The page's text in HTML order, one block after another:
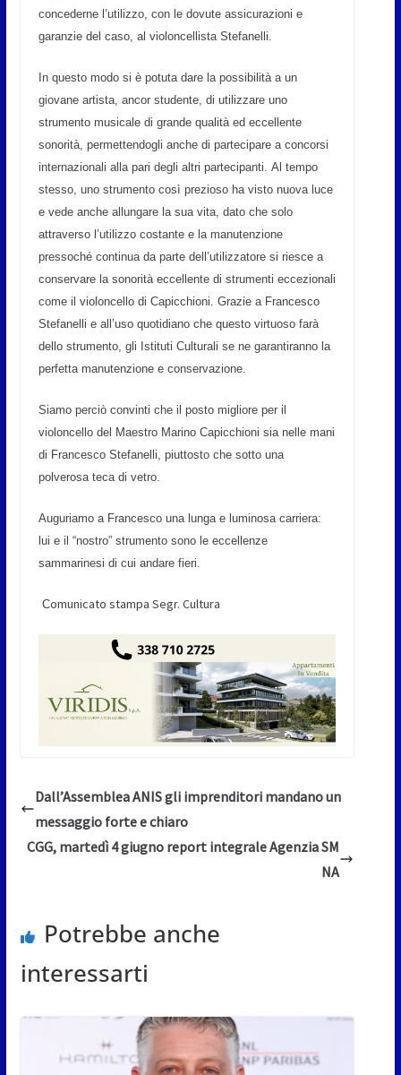
concederne l’utilizzo, con le dovute assicurazioni e
garanzie del caso, al violoncellista Stefanelli.
In questo modo si è potuta dare la possibilità a un
giovane artista, ancor studente, di utilizzare uno
strumento musicale di grande qualità ed eccellente
sonorità, permettendogli anche di partecipare a concorsi
internazionali alla pari degli altri partecipanti. Al tempo
stesso, uno strumento così prezioso ha visto nuova luce
e vede anche allungare la sua vita, dato che solo
attraverso l’utilizzo costante e la manutenzione
pressoché continua da parte dell’utilizzatore si riesce a
conservare la sonorità eccellente di strumenti eccezionali
come il violoncello di Capicchioni. Grazie a Francesco
Stefanelli e all’uso quotidiano che questo virtuoso farà
dello strumento, gli Istituti Culturali se ne garantiranno la
perfetta manutenzione e conservazione.
Siamo perciò convinti che il posto migliore per il
violoncello del Maestro Marino Capicchioni sia nelle mani
di Francesco Stefanelli, piuttosto che sotto una
polverosa teca di vetro.
Auguriamo a Francesco una lunga e luminosa carriera:
lui e il “nostro” strumento sono le eccellenze
sammarinesi di cui andare fieri.
Comunicato stampa Segr. Cultura
Dall’Assemblea ANIS gli imprenditori mandano un
messaggio forte e chiaro
CGG, martedì 4 giugno report integrale Agenzia SM
NA
Potrebbe anche
interessarti